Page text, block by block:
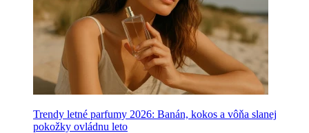
Trendy letné parfumy 2026: Banán, kokos a vôňa slanej
pokožky ovládnu leto